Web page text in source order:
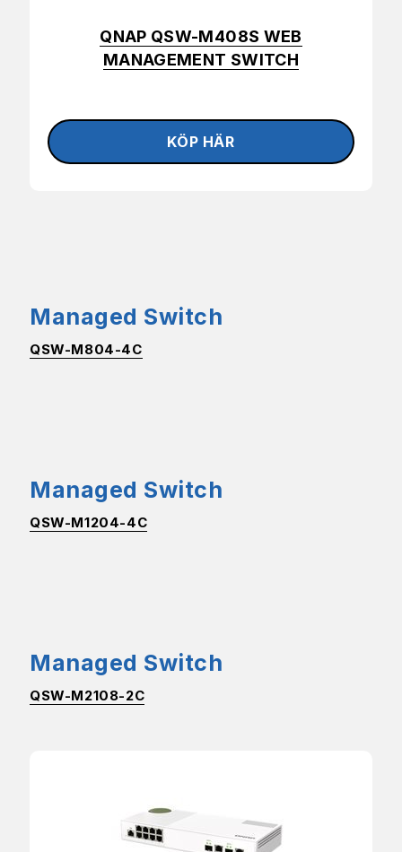
QNAP QSW-M408S WEB
MANAGEMENT SWITCH
Managed Switch
QSW-M804-4C
Managed Switch
QSW-M1204-4C
Managed Switch
QSW-M2108-2C